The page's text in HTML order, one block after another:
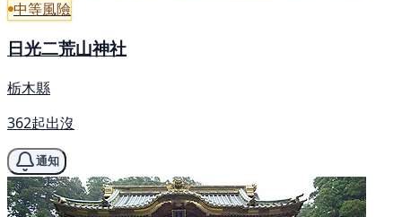
中等風險
日光二荒山神社
栃木縣
362起出沒
通知